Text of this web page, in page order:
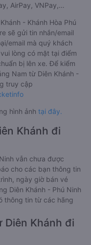
AirPay, VNPay,…
- Khánh Hòa Phú
sẽ gửi tin nhắn/email
email mà quý khách
lòng có mặt tại điểm
bị lên xe. Để kiểm
Nam từ Diên Khánh -
truy cập
hình ảnh tại đây.
Khánh đi
vẫn chưa được
cho các bạn thông tin
ngày giờ bán vé
Diên Khánh - Phú Ninh
thông tin từ các hãng
Diên Khánh đi